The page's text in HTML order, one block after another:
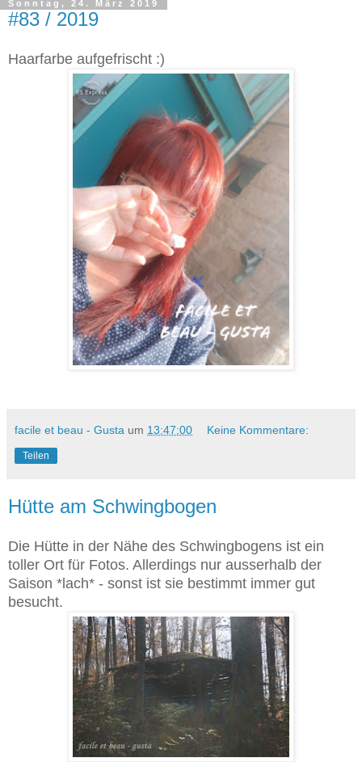
Sonntag, 24. März 2019
#83 / 2019
Haarfarbe aufgefrischt :)
facile et beau - Gusta um 13:47:00 Keine Kommentare:
Teilen
Hütte am Schwingbogen
Die Hütte in der Nähe des Schwingbogens ist ein
toller Ort für Fotos. Allerdings nur ausserhalb der
Saison *lach* - sonst ist sie bestimmt immer gut
besucht.